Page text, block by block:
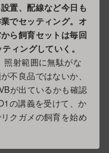
置、配線など今日も
でセッティング。オ
ら飼育セットは毎回
ィングしていく。
照射範囲に無駄がな
不良品ではないか、
が出ているかも確認
の講義を受けて、か
クガメの飼育を始め